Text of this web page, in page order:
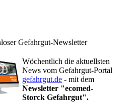
Gefahrgut-Newsletter
Wöchentlich die aktuellsten
News vom Gefahrgut-Portal
gefahrgut.de - mit dem
Newsletter "ecomed-
Storck Gefahrgut".